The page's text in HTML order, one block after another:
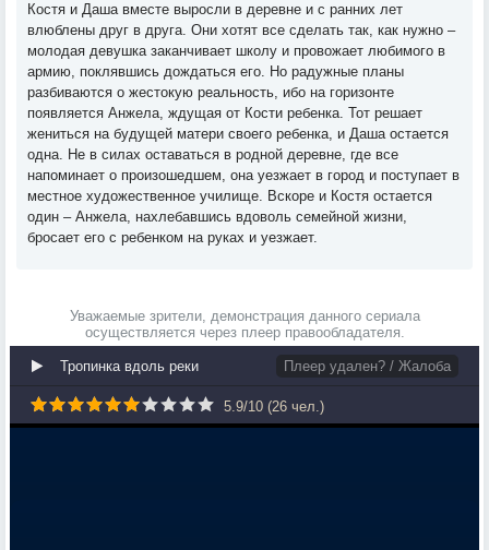
Костя и Даша вместе выросли в деревне и с ранних лет
влюблены друг в друга. Они хотят все сделать так, как нужно –
молодая девушка заканчивает школу и провожает любимого в
армию, поклявшись дождаться его. Но радужные планы
разбиваются о жестокую реальность, ибо на горизонте
появляется Анжела, ждущая от Кости ребенка. Тот решает
жениться на будущей матери своего ребенка, и Даша остается
одна. Не в силах оставаться в родной деревне, где все
напоминает о произошедшем, она уезжает в город и поступает в
местное художественное училище. Вскоре и Костя остается
один – Анжела, нахлебавшись вдоволь семейной жизни,
бросает его с ребенком на руках и уезжает.
Уважаемые зрители, демонстрация данного сериала
осуществляется через плеер правообладателя.
Тропинка вдоль реки Плеер удален? / Жалоба
5.9/10 (26 чел.)